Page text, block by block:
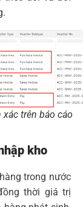
trên báo cáo
kho
trong nước
thời giá trị